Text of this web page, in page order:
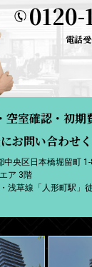
0120-
電話
空室確認・初期
お問い合わせく
央区日本橋堀留町 1-
ア 3階
浅草線「人形町駅」